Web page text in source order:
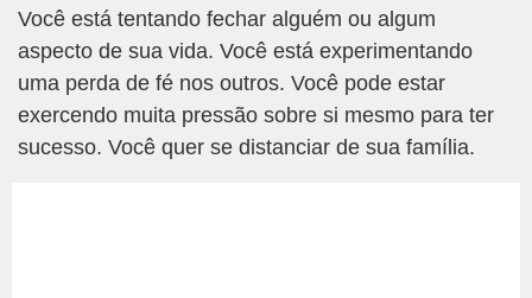
Você está tentando fechar alguém ou algum
aspecto de sua vida. Você está experimentando
uma perda de fé nos outros. Você pode estar
exercendo muita pressão sobre si mesmo para ter
sucesso. Você quer se distanciar de sua família.